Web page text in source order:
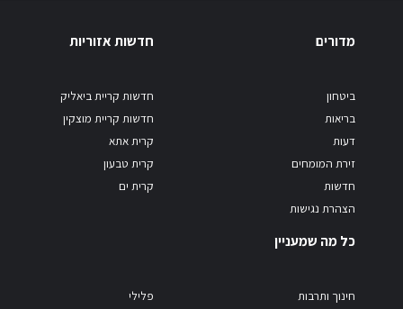
מדורים
ביטחון
בריאות
דעות
זירת המומחים
חדשות
הצהרת נגישות
חדשות אזוריות
חדשות קריית ביאליק
חדשות קריית מוצקין
קרית אתא
קרית טבעון
קרית ים
כל מה שמעניין
חינוך ותרבות
פלילי